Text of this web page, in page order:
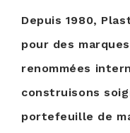
Depuis 1980,
pour des
renommées
construisons
portefeuille de